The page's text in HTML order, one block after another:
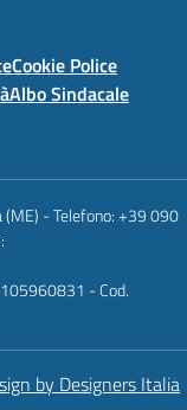
Cookie Police
Albo Sindacale
- Telefono: +39 090
- Cod.
by Designers Italia